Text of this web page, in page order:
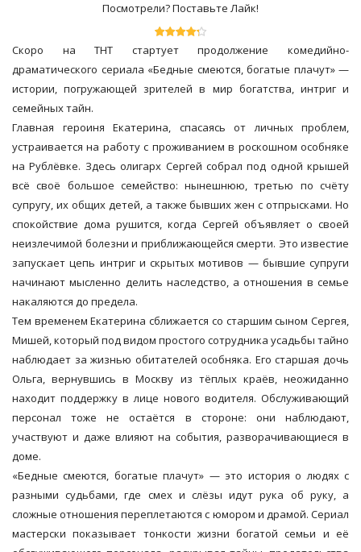
Посмотрели? Поставьте Лайк!
Скоро на ТНТ стартует продолжение комедийно-
драматического сериала «Бедные смеются, богатые плачут» —
истории, погружающей зрителей в мир богатства, интриг и
семейных тайн.
Главная героиня Екатерина, спасаясь от личных проблем,
устраивается на работу с проживанием в роскошном особняке
на Рублёвке. Здесь олигарх Сергей собрал под одной крышей
всё своё большое семейство: нынешнюю, третью по счёту
супругу, их общих детей, а также бывших жен с отпрысками. Но
спокойствие дома рушится, когда Сергей объявляет о своей
неизлечимой болезни и приближающейся смерти. Это известие
запускает цепь интриг и скрытых мотивов — бывшие супруги
начинают мысленно делить наследство, а отношения в семье
накаляются до предела.
Тем временем Екатерина сближается со старшим сыном Сергея,
Мишей, который под видом простого сотрудника усадьбы тайно
наблюдает за жизнью обитателей особняка. Его старшая дочь
Ольга, вернувшись в Москву из тёплых краёв, неожиданно
находит поддержку в лице нового водителя. Обслуживающий
персонал тоже не остаётся в стороне: они наблюдают,
участвуют и даже влияют на события, разворачивающиеся в
доме.
«Бедные смеются, богатые плачут» — это история о людях с
разными судьбами, где смех и слёзы идут рука об руку, а
сложные отношения переплетаются с юмором и драмой. Сериал
мастерски показывает тонкости жизни богатой семьи и её